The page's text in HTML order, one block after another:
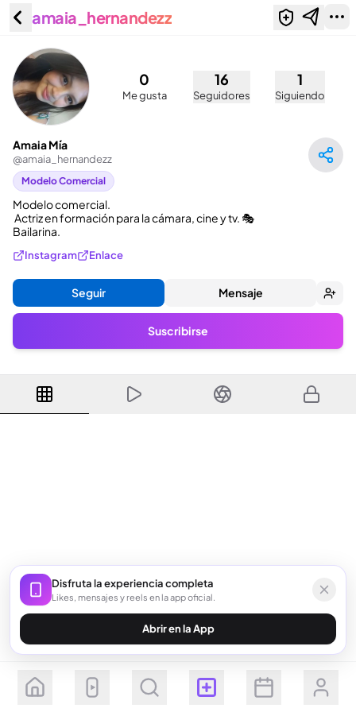
Amaia Mía (@amaia_hernandezz)
amaia_hernandezz
0
Me gusta
16
Seguidores
1
Siguiendo
Amaia Mía
@amaia_hernandezz
Modelo Comercial
Modelo comercial.
Bailarina.
Instagram Enlace
Seguir Mensaje
Suscribirse
Seguir Suscribirse
Disfruta la experiencia completa
Likes, mensajes y reels en la app oficial.
Abrir en la App